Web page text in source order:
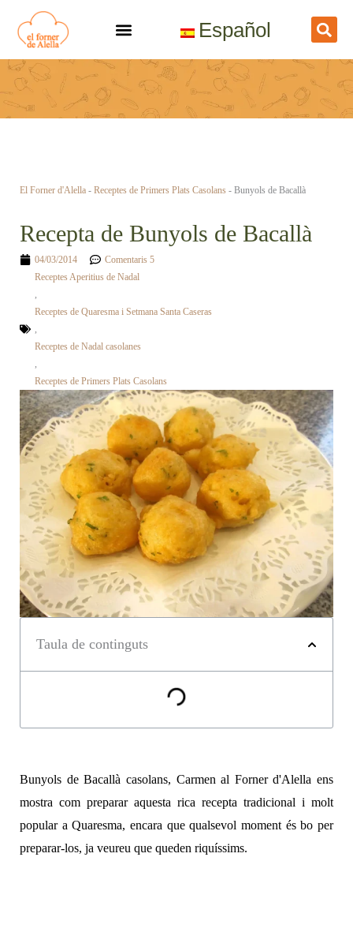
contingut
Español
El Forner d'Alella - Receptes de Primers Plats Casolans - Bunyols de Bacallà
Recepta de Bunyols de Bacallà
04/03/2014
Comentaris 5
Receptes Aperitius de Nadal
Receptes de Quaresma i Setmana Santa Caseras
Receptes de Nadal casolanes
Receptes de Primers Plats Casolans
Taula de continguts
Bunyols de Bacallà casolans, Carmen al Forner d'Alella ens
mostra com preparar aquesta rica recepta tradicional i molt
popular a Quaresma, encara que qualsevol moment és bo per
preparar-los, ja veureu que queden riquíssims.